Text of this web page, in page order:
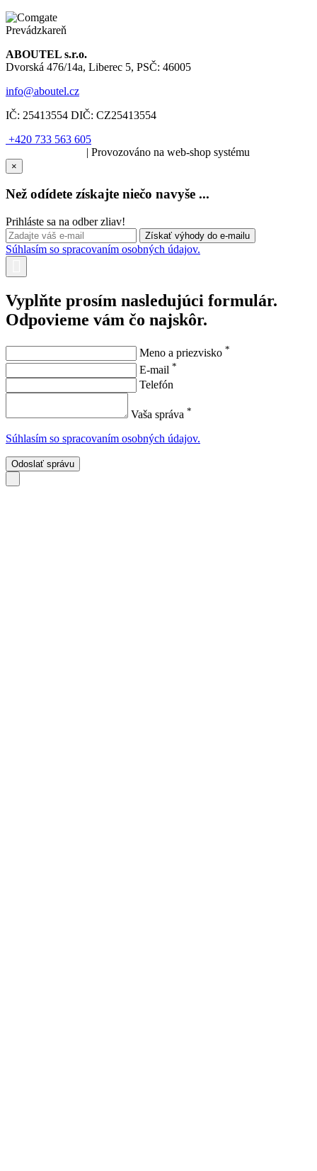
Prevádzkareň
ABOUTEL s.r.o.
Dvorská 476/14a, Liberec 5, PSČ: 46005
info@aboutel.cz
IČ: 25413554 DIČ: CZ25413554
+420 733 563 605
| Provozováno na web-shop systému
×
Než odídete získajte niečo navyše ...
Prihláste sa na odber zliav!
Súhlasím so spracovaním osobných údajov.
Vyplňte prosím nasledujúci formulár.
Odpovieme vám čo najskôr.
Meno a priezvisko *
E-mail *
Telefón
Vaša správa *
Súhlasím so spracovaním osobných údajov.